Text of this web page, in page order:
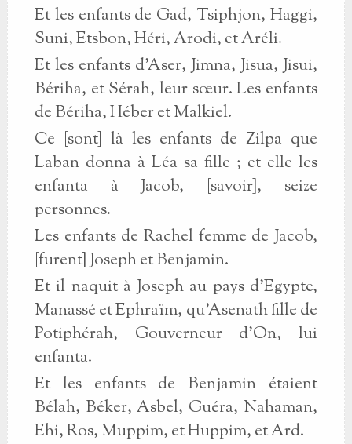
Et les enfants de Gad, Tsiphjon, Haggi,
Suni, Etsbon, Héri, Arodi, et Aréli.
Et les enfants d’Aser, Jimna, Jisua, Jisui,
Bériha, et Sérah, leur sœur. Les enfants
de Bériha, Héber et Malkiel.
Ce [sont] là les enfants de Zilpa que
Laban donna à Léa sa fille ; et elle les
enfanta à Jacob, [savoir], seize
personnes.
Les enfants de Rachel femme de Jacob,
[furent] Joseph et Benjamin.
Et il naquit à Joseph au pays d’Egypte,
Manassé et Ephraïm, qu’Asenath fille de
Potiphérah, Gouverneur d’On, lui
enfanta.
Et les enfants de Benjamin étaient
Bélah, Béker, Asbel, Guéra, Nahaman,
Ehi, Ros, Muppim, et Huppim, et Ard.